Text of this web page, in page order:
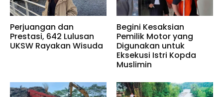
Perjuangan dan
Prestasi, 642 Lulusan
UKSW Rayakan Wisuda
Begini Kesaksian
Pemilik Motor yang
Digunakan untuk
Eksekusi Istri Kopda
Muslimin